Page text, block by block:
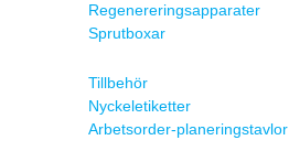
Regenereringsapparater
Sprutboxar
Tillbehör
Nyckeletiketter
Arbetsorder-planeringstavlor